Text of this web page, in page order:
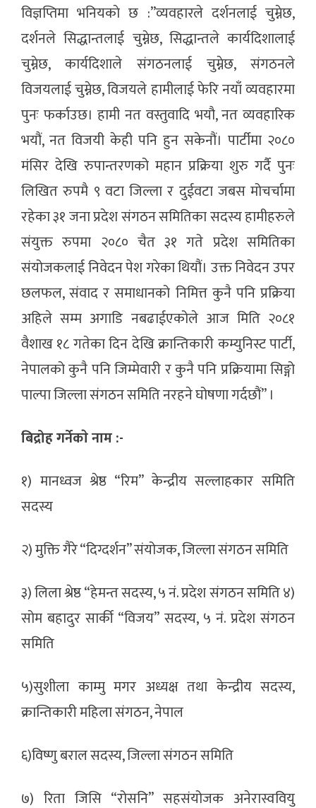
विज्ञप्तिमा भनियकाे छ :”व्यवहारले दर्शनलाई चुम्नेछ,
दर्शनले सिद्धान्तलाई चुम्नेछ, सिद्धान्तले कार्यदिशालाई
चुम्नेछ, कार्यदिशाले संगठनलाई चुम्नेछ, संगठनले
विजयलाई चुम्नेछ, विजयले हामीलाई फेरि नयाँ व्यवहारमा
पुनः फर्काउछ। हामी नत वस्तुवादि भयौ, नत व्यवहारिक
भयौं, नत विजयी केही पनि हुन सकेनौं। पार्टीमा २०८०
मंसिर देखि रुपान्तरणको महान प्रक्रिया शुरु गर्दै पुनः
लिखित रुपमै ९ वटा जिल्ला र दुईवटा जबस मोचर्चामा
रहेका ३१ जना प्रदेश संगठन समितिका सदस्य हामीहरुले
संयुक्त रुपमा २०८० चैत ३१ गते प्रदेश समितिका
संयोजकलाई निवेदन पेश गरेका थियौं। उक्त निवेदन उपर
छलफल, संवाद र समाधानको निमित्त कुनै पनि प्रक्रिया
अहिले सम्म अगाडि नबढाईएकोले आज मिति २०८१
वैशाख १८ गतेका दिन देखि क्रान्तिकारी कम्युनिस्ट पार्टी,
नेपालको कुनै पनि जिम्मेवारी र कुनै पनि प्रक्रियामा सिङ्गो
पाल्पा जिल्ला संगठन समिति नरहने घोषणा गर्दछौं” ।
बिद्रोह गर्नेकाे नाम :-
१) मानध्वज श्रेष्ठ “रिम” केन्द्रीय सल्लाहकार समिति
सदस्य
२) मुक्ति गैरे “दिग्दर्शन” संयोजक, जिल्ला संगठन समिति
३) लिला श्रेष्ठ “हेमन्त सदस्य, ५ नं. प्रदेश संगठन समिति ४)
सोम बहादुर सार्की “विजय” सदस्य, ५ नं. प्रदेश संगठन
समिति
५)सुशीला काम्मु मगर अध्यक्ष तथा केन्द्रीय सदस्य,
क्रान्तिकारी महिला संगठन, नेपाल
६)विष्णु बराल सदस्य, जिल्ला संगठन समिति
७) रिता जिसि “रोसनि” सहसंयोजक अनेरास्ववियु